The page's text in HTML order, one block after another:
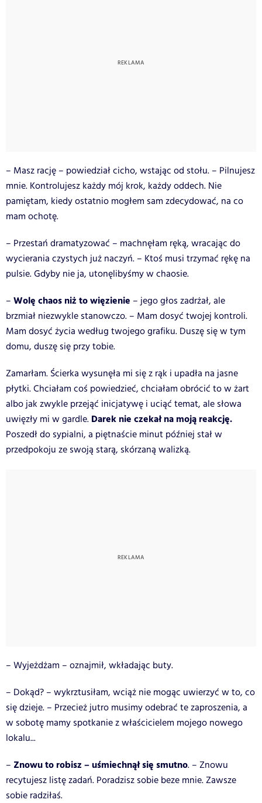
– Masz rację – powiedział cicho, wstając od stołu. – Pilnujesz
mnie. Kontrolujesz każdy mój krok, każdy oddech. Nie
pamiętam, kiedy ostatnio mogłem sam zdecydować, na co
mam ochotę.
– Przestań dramatyzować – machnęłam ręką, wracając do
wycierania czystych już naczyń. – Ktoś musi trzymać rękę na
pulsie. Gdyby nie ja, utonęlibyśmy w chaosie.
– Wolę chaos niż to więzienie – jego głos zadrżał, ale
brzmiał niezwykle stanowczo. – Mam dosyć twojej kontroli.
Mam dosyć życia według twojego grafiku. Duszę się w tym
domu, duszę się przy tobie.
Zamarłam. Ścierka wysunęła mi się z rąk i upadła na jasne
płytki. Chciałam coś powiedzieć, chciałam obrócić to w żart
albo jak zwykle przejąć inicjatywę i uciąć temat, ale słowa
uwięzły mi w gardle. Darek nie czekał na moją reakcję.
Poszedł do sypialni, a piętnaście minut później stał w
przedpokoju ze swoją starą, skórzaną walizką.
– Wyjeżdżam – oznajmił, wkładając buty.
– Dokąd? – wykrztusiłam, wciąż nie mogąc uwierzyć w to, co
się dzieje. – Przecież jutro musimy odebrać te zaproszenia, a
w sobotę mamy spotkanie z właścicielem mojego nowego
lokalu...
– Znowu to robisz – uśmiechnął się smutno. – Znowu
recytujesz listę zadań. Poradzisz sobie beze mnie. Zawsze
sobie radziłaś.